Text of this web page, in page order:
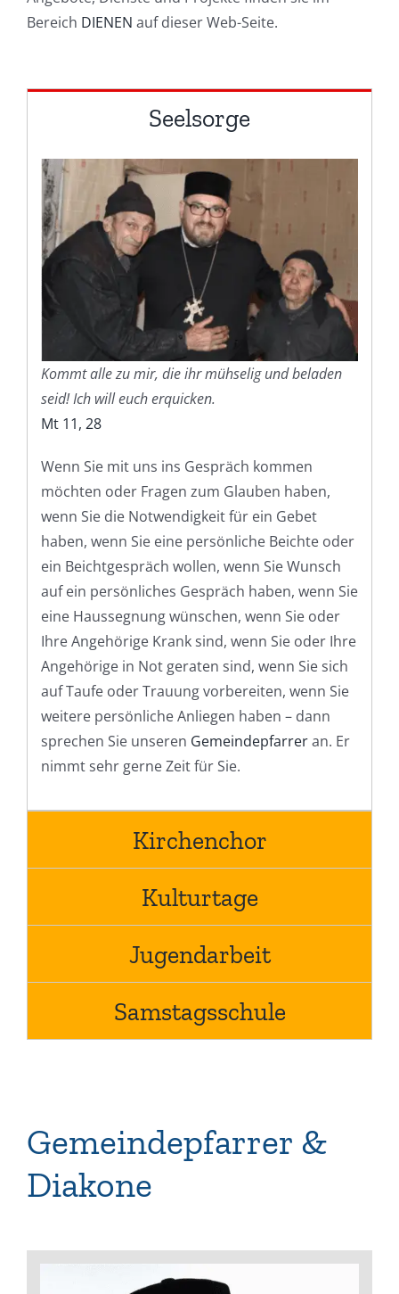
Bereich DIENEN auf dieser Web-Seite.
Seelsorge
Kommt alle zu mir, die ihr mühselig und beladen
seid! Ich will euch erquicken.
Mt 11, 28
Wenn Sie mit uns ins Gespräch kommen
möchten oder Fragen zum Glauben haben,
wenn Sie die Notwendigkeit für ein Gebet
haben, wenn Sie eine persönliche Beichte oder
ein Beichtgespräch wollen, wenn Sie Wunsch
auf ein persönliches Gespräch haben, wenn Sie
eine Haussegnung wünschen, wenn Sie oder
Ihre Angehörige Krank sind, wenn Sie oder Ihre
Angehörige in Not geraten sind, wenn Sie sich
auf Taufe oder Trauung vorbereiten, wenn Sie
weitere persönliche Anliegen haben – dann
sprechen Sie unseren Gemeindepfarreran. Er
nimmt sehr gerne Zeit für Sie.
Kirchenchor
Kulturtage
Jugendarbeit
Samstagsschule
Gemeindepfarrer &
Diakone